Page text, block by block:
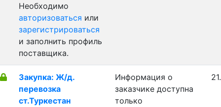
Необходимо
авторизоваться или
зарегистрироваться
и заполнить профиль
поставщика.
Закупка: Ж/д.
перевозка
ст.Туркестан
Информация о
заказчике доступна
только